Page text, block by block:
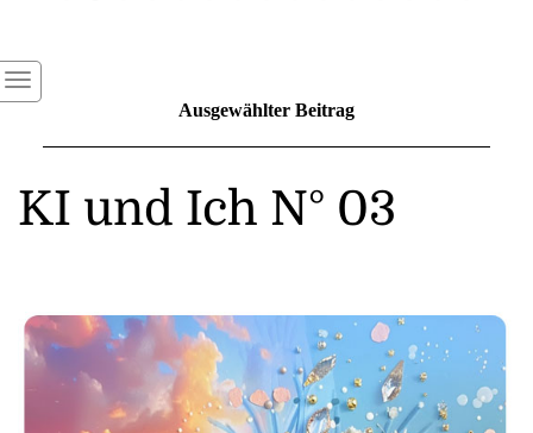
Ausgewählter Beitrag
KI und Ich N° 03